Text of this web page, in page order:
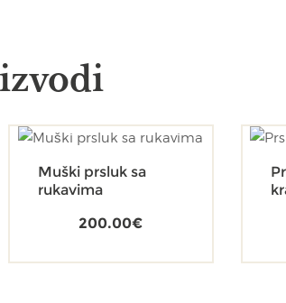
Muški prsluk sa
rukavima
200.00€